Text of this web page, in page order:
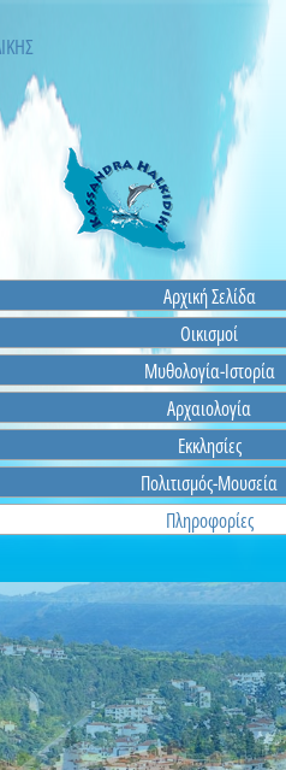
Αρχική Σελίδα
Οικισμοί
Μυθολογία-Ιστορία
Αρχαιολογία
Εκκλησίες
Πολιτισμός-Μουσεία
Πληροφορίες